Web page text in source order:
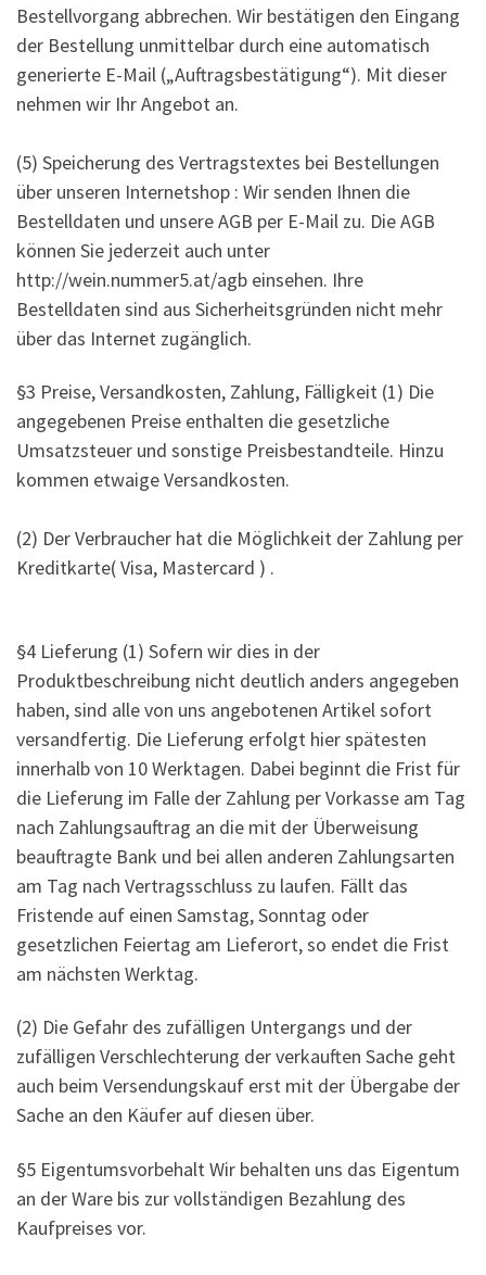
Bestellvorgang abbrechen. Wir bestätigen den Eingang
der Bestellung unmittelbar durch eine automatisch
generierte E-Mail („Auftragsbestätigung“). Mit dieser
nehmen wir Ihr Angebot an.
(5) Speicherung des Vertragstextes bei Bestellungen
über unseren Internetshop : Wir senden Ihnen die
Bestelldaten und unsere AGB per E-Mail zu. Die AGB
können Sie jederzeit auch unter
http://wein.nummer5.at/agb einsehen. Ihre
Bestelldaten sind aus Sicherheitsgründen nicht mehr
über das Internet zugänglich.
§3 Preise, Versandkosten, Zahlung, Fälligkeit (1) Die
angegebenen Preise enthalten die gesetzliche
Umsatzsteuer und sonstige Preisbestandteile. Hinzu
kommen etwaige Versandkosten.
(2) Der Verbraucher hat die Möglichkeit der Zahlung per
Kreditkarte( Visa, Mastercard ) .
§4 Lieferung (1) Sofern wir dies in der
Produktbeschreibung nicht deutlich anders angegeben
haben, sind alle von uns angebotenen Artikel sofort
versandfertig. Die Lieferung erfolgt hier spätesten
innerhalb von 10 Werktagen. Dabei beginnt die Frist für
die Lieferung im Falle der Zahlung per Vorkasse am Tag
nach Zahlungsauftrag an die mit der Überweisung
beauftragte Bank und bei allen anderen Zahlungsarten
am Tag nach Vertragsschluss zu laufen. Fällt das
Fristende auf einen Samstag, Sonntag oder
gesetzlichen Feiertag am Lieferort, so endet die Frist
am nächsten Werktag.
(2) Die Gefahr des zufälligen Untergangs und der
zufälligen Verschlechterung der verkauften Sache geht
auch beim Versendungskauf erst mit der Übergabe der
Sache an den Käufer auf diesen über.
§5 Eigentumsvorbehalt Wir behalten uns das Eigentum
an der Ware bis zur vollständigen Bezahlung des
Kaufpreises vor.